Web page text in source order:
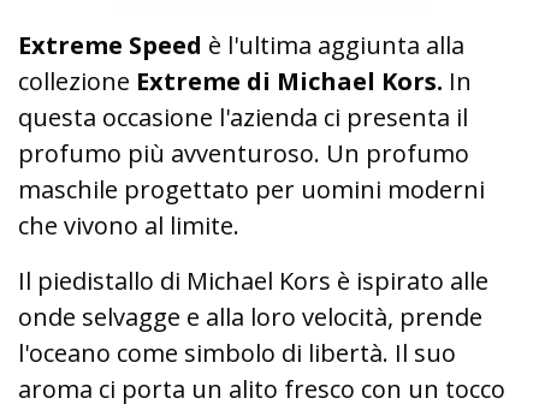
Extreme Speed è l'ultima aggiunta alla
collezione Extreme di Michael Kors. In
questa occasione l'azienda ci presenta il
profumo più avventuroso. Un profumo
maschile progettato per uomini moderni
che vivono al limite.
Il piedistallo di Michael Kors è ispirato alle
onde selvagge e alla loro velocità, prende
l'oceano come simbolo di libertà. Il suo
aroma ci porta un alito fresco con un tocco